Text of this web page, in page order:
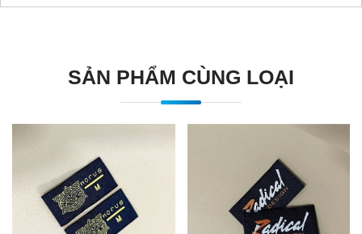
SẢN PHẨM CÙNG LOẠI